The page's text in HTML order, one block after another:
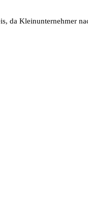
da Kleinunternehmer